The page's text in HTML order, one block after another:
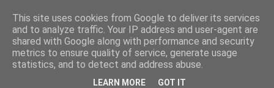
This site uses cookies from Google to deliver its services
and to analyze traffic. Your IP address and user-agent are
shared with Google along with performance and security
metrics to ensure quality of service, generate usage
statistics, and to detect and address abuse.
LEARN MORE GOT IT